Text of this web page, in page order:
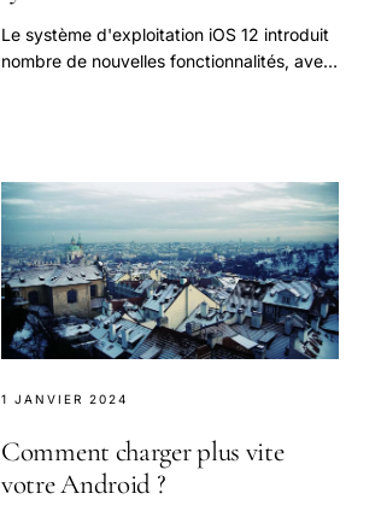
Le système d'exploitation iOS 12 introduit
nombre de nouvelles fonctionnalités, avec
1 JANVIER 2024
Comment charger plus vite
votre Android ?